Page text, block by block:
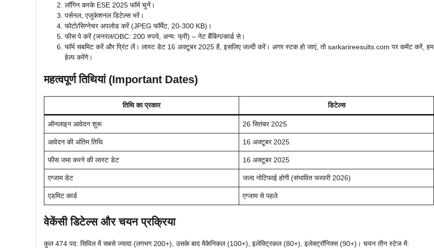
लॉगिन करके ESE 2025 फॉर्म चुनें।
पर्सनल, एजुकेशनल डिटेल्स भरें।
फोटो/सिग्नेचर अपलोड करें (JPEG फॉर्मेट, 20-300 KB)।
फीस पे करें (जनरल/OBC: 200 रुपये, अन्य: फ्री) – नेट बैंकिंग/कार्ड से।
फॉर्म सबमिट करें और प्रिंट लें। लास्ट डेट 16 अक्टूबर 2025 है, इसलिए जल्दी करें। अगर स्टक हो जाएं, तो sarkarireesults.com पर कमेंट करें, हम
हेल्प करेंगे।
महत्वपूर्ण तिथियां (Important Dates)
तिथि का प्रकार डिटेल्स
ऑनलाइन आवेदन शुरू 26 सितंबर 2025
आवेदन की अंतिम तिथि 16 अक्टूबर 2025
फीस जमा करने की लास्ट डेट 16 अक्टूबर 2025
एग्जाम डेट जल्द नोटिफाई होगी (संभावित फरवरी 2026)
एडमिट कार्ड एग्जाम से पहले
वेकेंसी डिटेल्स और चयन प्रक्रिया
कुल 474 पद: सिविल में सबसे ज्यादा (लगभग 200+), उसके बाद मैकेनिकल (100+), इलेक्ट्रिकल (80+), इलेक्ट्रॉनिक्स (90+)। चयन तीन स्टेज में: